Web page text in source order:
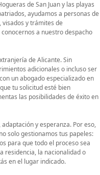
de San Juan y las playas
ayudamos a personas de
y trámites de
a nuestro despacho
de Alicante. Sin
adicionales o incluso ser
un abogado especializado en
tu solicitud esté bien
las posibilidades de éxito en
y esperanza. Por eso,
solo gestionamos tus papeles:
para que todo el proceso sea
residencia, la nacionalidad o
en el lugar indicado.